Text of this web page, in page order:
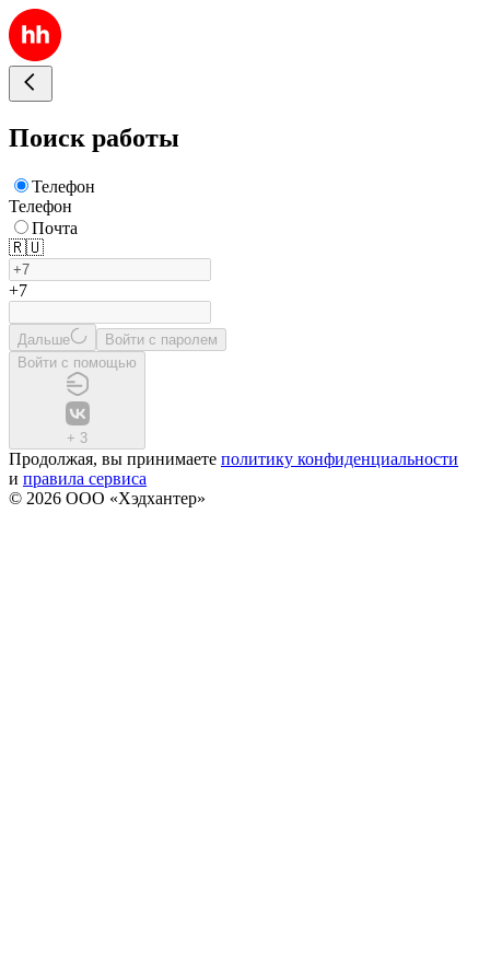
Поиск работы
Телефон
Телефон
Почта
🇷🇺
+7
Дальше
Войти с паролем
Войти с помощью
+ 3
Продолжая, вы принимаете политику конфиденциальности
и правила сервиса
© 2026 ООО «Хэдхантер»